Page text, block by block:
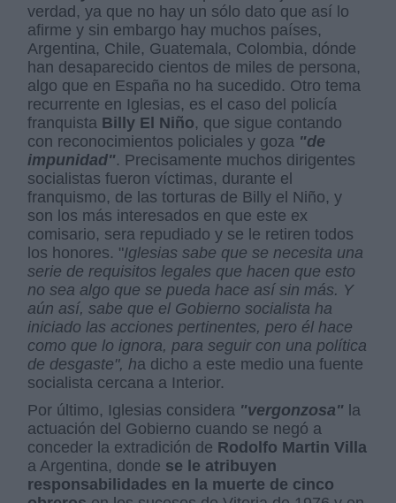
verdad, ya que no hay un sólo dato que así lo
afirme y sin embargo hay muchos países,
Argentina, Chile, Guatemala, Colombia, dónde
han desaparecido cientos de miles de persona,
algo que en España no ha sucedido. Otro tema
recurrente en Iglesias, es el caso del policía
franquista Billy El Niño, que sigue contando
con reconocimientos policiales y goza "de
impunidad". Precisamente muchos dirigentes
socialistas fueron víctimas, durante el
franquismo, de las torturas de Billy el Niño, y
son los más interesados en que este ex
comisario, sera repudiado y se le retiren todos
los honores. "Iglesias sabe que se necesita una
serie de requisitos legales que hacen que esto
no sea algo que se pueda hace así sin más. Y
aún así, sabe que el Gobierno socialista ha
iniciado las acciones pertinentes, pero él hace
como que lo ignora, para seguir con una política
de desgaste", ha dicho a este medio una fuente
socialista cercana a Interior.
Por último, Iglesias considera "vergonzosa" la
actuación del Gobierno cuando se negó a
conceder la extradición de Rodolfo Martin Villa
a Argentina, donde se le atribuyen
responsabilidades en la muerte de cinco